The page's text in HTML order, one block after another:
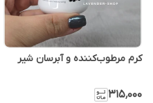
کرم مرطوب‌کننده و آبرسان شیر
۳۱۵٬۰۰۰